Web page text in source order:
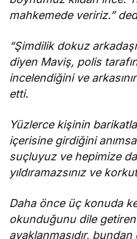
mahkemede veririz.”
“Şimdilik dokuz
diyen Maviş, polis
incelendiğini ve
etti.
Yüzlerce kişinin
içerisine girdiğini
suçluyuz ve hepimize
yıldıramazsınız ve
Daha önce üç konuda
okunduğunu dile
ayaklanmasıdır,